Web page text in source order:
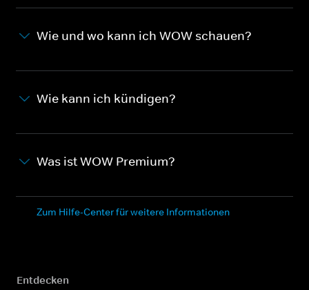
Wie und wo kann ich WOW schauen?
Wie kann ich kündigen?
Was ist WOW Premium?
Zum Hilfe-Center für weitere Informationen
Entdecken